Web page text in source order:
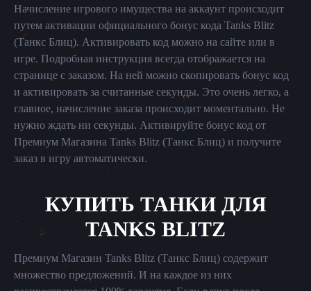
Начисление игрового имущества на аккаунт происходит
путем активации официального бонус кода Tanks Blitz
(Танкс Блиц). Активировать код можно на сайте или в
игре. Подробная инструкция всегда отображается на
странице с заказом. На ней можно скопировать бонус код
и активировать за считанные секунды. Это очень легко, а
главное, начисление заказа происходит моментально. Не
нужно ждать ни секунды. Активируйте бонус код от
Премиум Магазина Tanks Blitz (Танкс Блиц) и получите
заказ в игру автоматически.
КУПИТЬ ТАНКИ ДЛЯ
TANKS BLITZ
Премиум Магазин Tanks Blitz (Танкс Блиц) содержит
множество предложений. И на каждое из них